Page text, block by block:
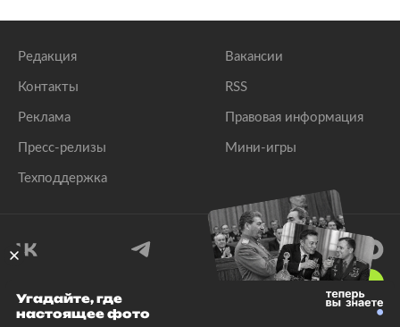
Редакция
Контакты
Реклама
Пресс-релизы
Техподдержка
Вакансии
RSS
Правовая информация
Мини-игры
© 1999–2026 Все права защищены.
Угадайте, где
настоящее фото